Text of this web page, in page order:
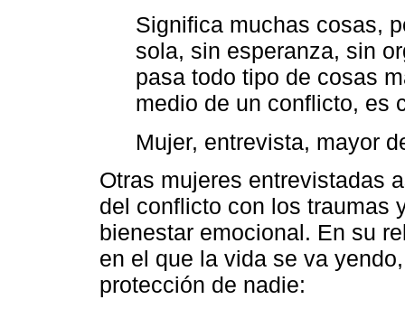
Significa muchas cosas,
sola, sin esperanza, sin
pasa todo tipo de cosas
medio de un conflicto, es
Mujer, entrevista, mayor
Otras mujeres entrevistadas
del conflicto con los traumas
bienestar emocional. En su
en el que la vida se va
protección de nadie: